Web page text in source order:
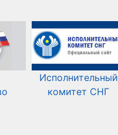
Исполнительный
комитет СНГ